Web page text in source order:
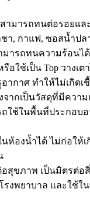
ามารถทนต่อรอยแล
ชา, กาแฟ, ซอสน้ำปล
มารถทนความร้อนไ
อใช้เป็น Top วางเต
ากาศ ทำให้ไม่เกิดเ
จากเป็นวัสดุที่มีควา
ใช้ในพื้นที่ประกอบอ
ห้องน้ำได้ ไม่ก่อให้เ
อสุขภาพ เป็นมิตรต่อ
รงพยาบาล และใช้ใ